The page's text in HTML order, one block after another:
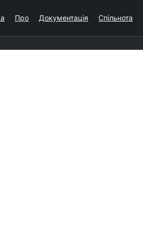
Про Документація Спільнота